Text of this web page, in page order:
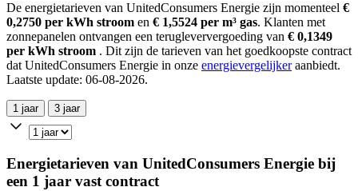
De energietarieven van UnitedConsumers Energie zijn momenteel €
0,2750 per kWh stroom en € 1,5524 per m³ gas. Klanten met
zonnepanelen ontvangen een terugleververgoeding van € 0,1349
per kWh stroom . Dit zijn de tarieven van het goedkoopste contract
dat UnitedConsumers Energie in onze energievergelijkeraanbiedt.
Laatste update: 06-08-2026.
1 jaar 3 jaar
Energietarieven van UnitedConsumers Energie bij
een 1 jaar vast contract